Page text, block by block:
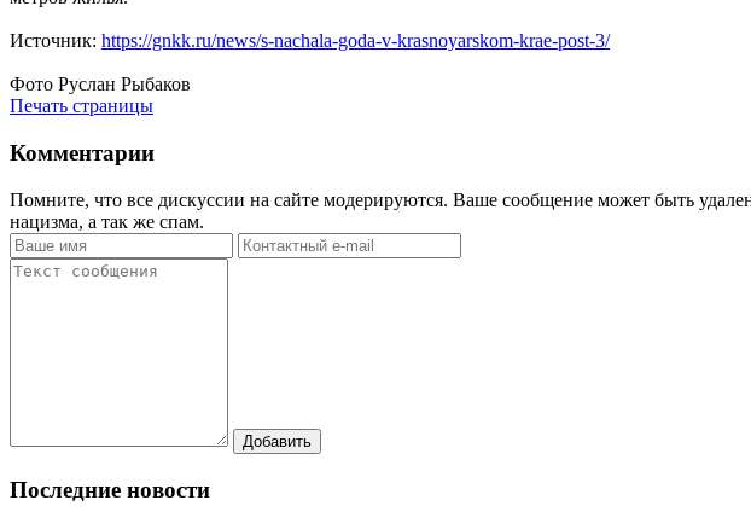
Источник: https://gnkk.ru/news/s-nachala-goda-v-krasnoyarskom-krae-post-3/
Фото Руслан Рыбаков
Печать страницы
Комментарии
Помните, что все дискуссии на сайте модерируются. Ваше сообщение может быть
нацизма, а так же спам.
Последние новости